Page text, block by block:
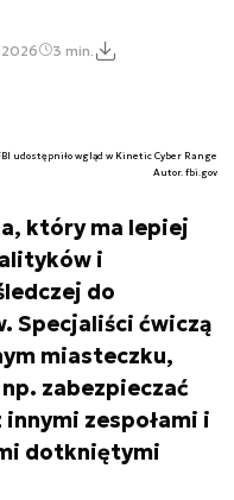
3 min.
udostępniło wgląd w Kinetic Cyber Range
Autor. fbi.gov
który ma lepiej
i
do
Specjaliści ćwiczą
miasteczku,
zabezpieczać
zespołami i
dotkniętymi